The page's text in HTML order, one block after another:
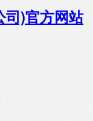
司)官方网站